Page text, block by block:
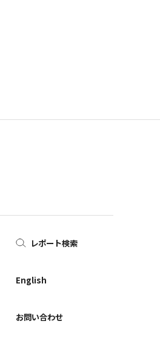
レポート検索
English
お問い合わせ